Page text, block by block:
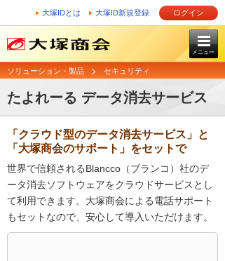
大塚IDとは 大塚ID新規登録 ログイン
メニュー
ソリューション・製品 セキュリティ
たよれーる データ消去サービス
「クラウド型のデータ消去サービス」と
「大塚商会のサポート」をセットで
世界で信頼されるBlancco（ブランコ）社のデ
ータ消去ソフトウェアをクラウドサービスとし
て利用できます。大塚商会による電話サポート
もセットなので、安心して導入いただけます。